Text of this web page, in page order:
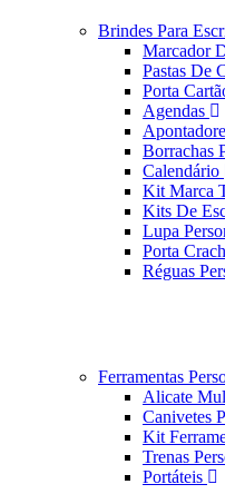
Brindes Para
Marcador
Pastas De
Porta
Agendas
Borrachas
Calendário
Kit Marca
Kits De
Lupa
Porta
Réguas
Ferramentas
Alicate
Canivetes
Kit
Trenas
Portáteis